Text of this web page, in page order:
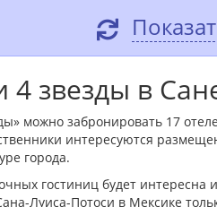
4 звезды в
можно забронировать 17
интересуются
города.
гостиниц будет
Луиса-Потоси в Мексике